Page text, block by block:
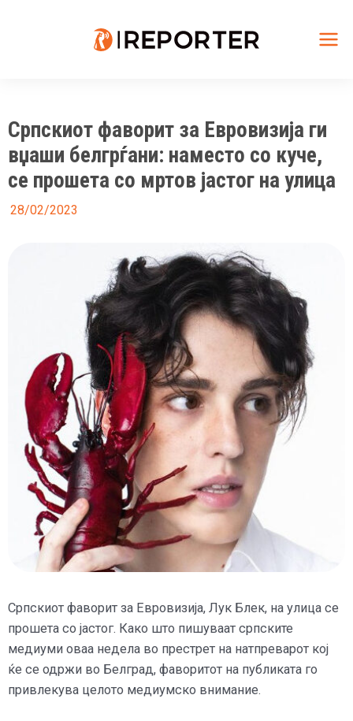
Српскиот фаворит за Евровизија ги
вџаши белгрѓани: наместо со куче,
се прошета со мртов јастог на улица
28/02/2023
Српскиот фаворит за Евровизија, Лук Блек, на улица се
прошета со јастог. Како што пишуваат српските
медиуми оваа недела во престрет на натпреварот кој
ќе се одржи во Белград, фаворитот на публиката го
привлекува целото медиумско внимание.